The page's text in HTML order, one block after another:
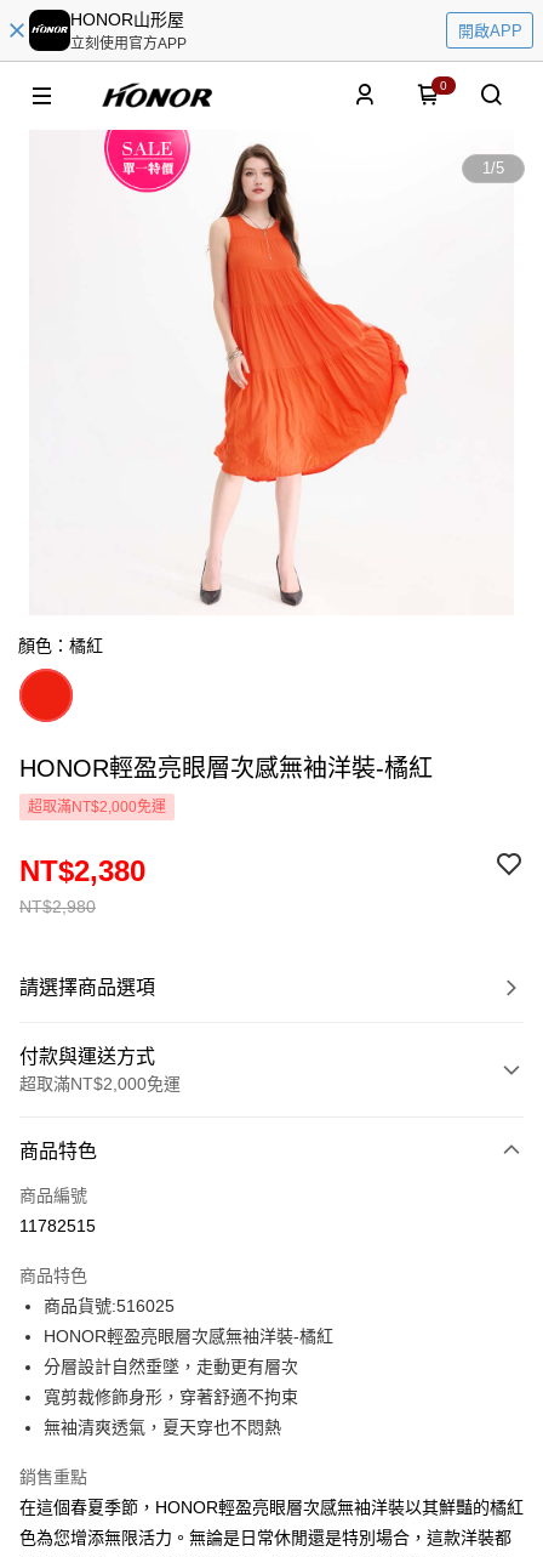
HONOR山形屋
立刻使用官方APP
開啟APP
0
1/5
顏色：橘紅
HONOR輕盈亮眼層次感無袖洋裝-橘紅
超取滿NT$2,000免運
NT$2,980
NT$2,380
請選擇商品選項
付款與運送方式
超取滿NT$2,000免運
信用卡一次付款
超商取貨付款
Apple Pay
街口支付
悠遊付
Google Pay
ATM付款
運送方式
商品特色
商品編號
11782515
商品特色
商品貨號:516025
HONOR輕盈亮眼層次感無袖洋裝-橘紅
分層設計自然垂墜，走動更有層次
寬剪裁修飾身形，穿著舒適不拘束
無袖清爽透氣，夏天穿也不悶熱
銷售重點
在這個春夏季節，HONOR輕盈亮眼層次感無袖洋裝以其鮮豔的橘紅
色為您增添無限活力。無論是日常休閒還是特別場合，這款洋裝都